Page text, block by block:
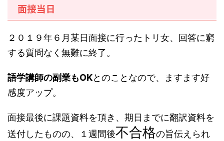
面接当日
２０１９年６月某日面接に行ったトリ女、回答に窮
する質問なく無難に終了。
語学講師の副業もOKとのことなので、ますます好
感度アップ。
面接最後に課題資料を頂き、期日までに翻訳資料を
送付したものの、１週間後不合格の旨伝えられ